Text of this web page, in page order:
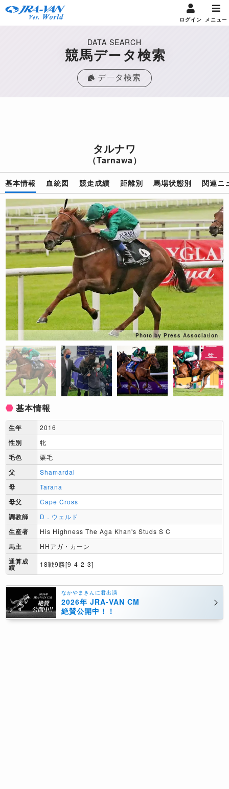
ログイン メニュー
DATA SEARCH
競馬データ検索
データ検索
タルナワ
（Tarnawa）
基本情報 血統図 競走成績 距離別 馬場状態別 関連ニ
Photo by Press Association
基本情報
生年 2016
性別 牝
毛色 栗毛
父 Shamardal
母 Tarana
母父 Cape Cross
調教師 D．ウェルド
生産者 His Highness The Aga Khan's Studs S C
馬主 HHアガ・カーン
通算成
績 18戦9勝[9-4-2-3]
なかやまきんに君出演
2026年 JRA-VAN CM
絶賛公開中！！